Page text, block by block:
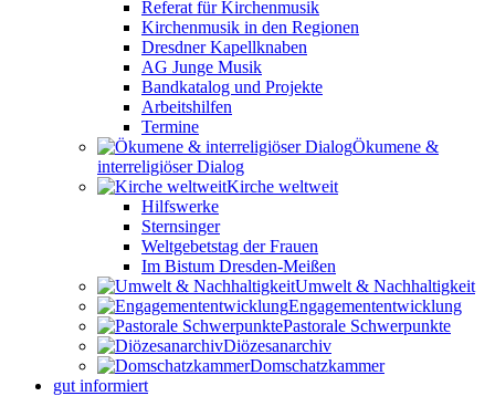
Referat für Kirchenmusik
Kirchenmusik in den Regionen
Dresdner Kapellknaben
AG Junge Musik
Bandkatalog und Projekte
Arbeitshilfen
Termine
Ökumene &
interreligiöser Dialog
Kirche weltweit
Hilfswerke
Sternsinger
Weltgebetstag der Frauen
Im Bistum Dresden-Meißen
Umwelt & Nachhaltigkeit
Engagemententwicklung
Pastorale Schwerpunkte
Diözesanarchiv
Domschatzkammer
gut informiert